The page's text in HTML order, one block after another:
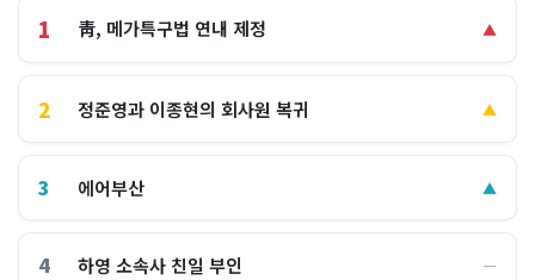
1 靑, 메가특구법 연내 제정 ▲
2 정준영과 이종현의 회사원 복귀 ▲
3 에어부산 ▲
4 하영 소속사 친일 부인 ―